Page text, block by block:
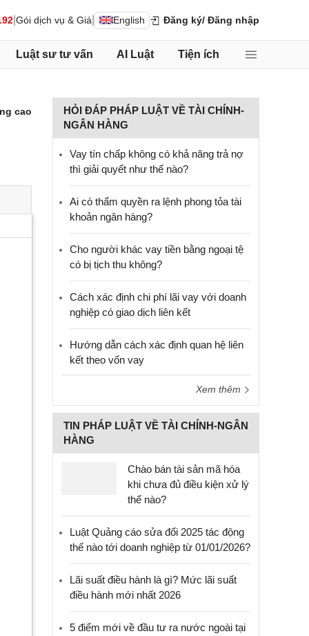
Gói dịch vụ & Giá English Đăng ký/ Đăng nhập
Luật sư tư vấn AI Luật Tiện ích
cao
HỎI ĐÁP PHÁP LUẬT VỀ TÀI CHÍNH-
NGÂN HÀNG
Vay tín chấp không có khả năng trả nợ
thì giải quyết như thế nào?
Ai có thẩm quyền ra lệnh phong tỏa tài
khoản ngân hàng?
Cho người khác vay tiền bằng ngoại tệ
có bị tịch thu không?
Cách xác định chi phí lãi vay với doanh
nghiệp có giao dịch liên kết
Hướng dẫn cách xác định quan hệ liên
kết theo vốn vay
Xem thêm
TIN PHÁP LUẬT VỀ TÀI CHÍNH-NGÂN
HÀNG
Chào bán tài sản mã hóa
khi chưa đủ điều kiện xử lý
thế nào?
Luật Quảng cáo sửa đổi 2025 tác động
thế nào tới doanh nghiệp từ 01/01/2026?
Lãi suất điều hành là gì? Mức lãi suất
điều hành mới nhất 2026
5 điểm mới về đầu tư ra nước ngoài tại